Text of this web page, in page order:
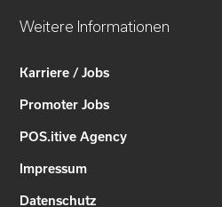
Weitere Informationen
Karriere / Jobs
Promoter Jobs
POS.itive Agency
Impressum
Datenschutz